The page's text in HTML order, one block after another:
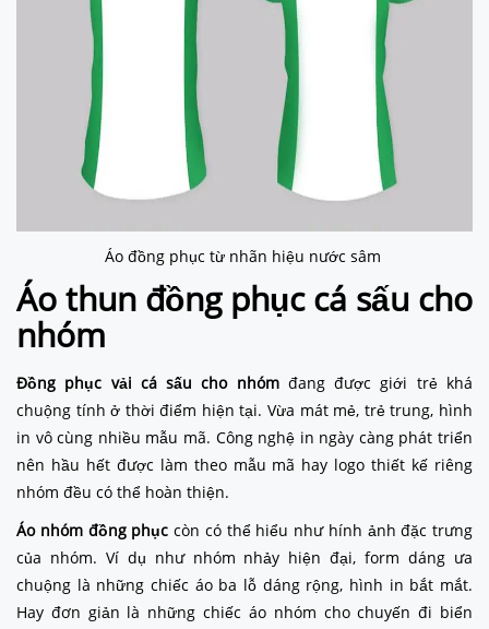
Áo đồng phục từ nhãn hiệu nước sâm
Áo thun đồng phục cá sấu cho
nhóm
Đồng phục vải cá sấu cho nhómđang được giới trẻ khá
chuộng tính ở thời điểm hiện tại. Vừa mát mẻ, trẻ trung, hình
in vô cùng nhiều mẫu mã. Công nghệ in ngày càng phát triển
nên hầu hết được làm theo mẫu mã hay logo thiết kế riêng
nhóm đều có thể hoàn thiện.
Áo nhóm đồng phục còn có thể hiểu như hính ảnh đặc trưng
của nhóm. Ví dụ như nhóm nhảy hiện đại, form dáng ưa
chuộng là những chiếc áo ba lỗ dáng rộng, hình in bắt mắt.
Hay đơn giản là những chiếc áo nhóm cho chuyến đi biển